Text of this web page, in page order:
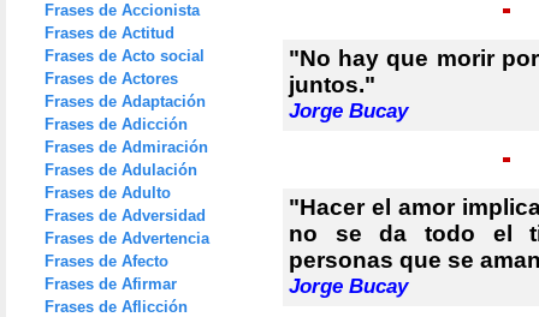
Frases de Accionista
Frases de Actitud
Frases de Acto social
Frases de Actores
Frases de Adaptación
Frases de Adicción
Frases de Admiración
Frases de Adulación
Frases de Adulto
Frases de Adversidad
Frases de Advertencia
Frases de Afecto
Frases de Afirmar
Frases de Aflicción
"No hay que morir
juntos."
Jorge Bucay
"Hacer el amor
no se da todo el
personas que se
Jorge Bucay